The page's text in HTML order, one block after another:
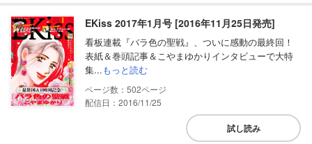
EKiss 2017年1月号 [2016年11月25日発売]
看板連載『バラ色の聖戦』、ついに感動の最終回！
表紙＆巻頭記事＆こやまゆかりインタビューで大特
集...もっと読む
502
配信日：2016/11/25
試し読み